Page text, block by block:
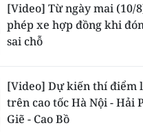
[Video] Từ ngày mai (10/
phép xe hợp đồng khi
sai chỗ
[Video] Dự kiến thí điểm
trên cao tốc Hà Nội - Hải
Giẽ - Cao Bồ